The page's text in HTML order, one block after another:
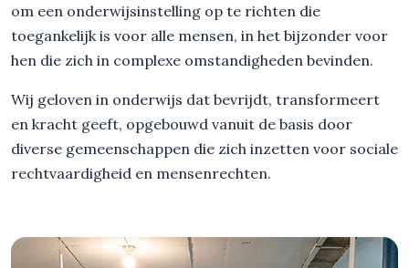
om een onderwijsinstelling op te richten die
toegankelijk is voor alle mensen, in het bijzonder voor
hen die zich in complexe omstandigheden bevinden.
Wij geloven in onderwijs dat bevrijdt, transformeert
en kracht geeft, opgebouwd vanuit de basis door
diverse gemeenschappen die zich inzetten voor sociale
rechtvaardigheid en mensenrechten.